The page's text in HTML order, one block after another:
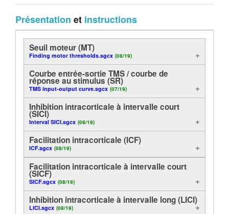
Produits
Tarifs
Téléchargements
Tutoriels
Assistance
Revendeurs
Présentation et instructions
Seuil moteur (MT)
Finding motor thresholds.sgcx (08/19)
Courbe entrée-sortie TMS / courbe de
réponse au stimulus (SR)
TMS input-output curve.sgcx (07/19)
Inhibition intracorticale à intervalle court
(SICI)
Interval SICI.sgcx (08/19)
Facilitation intracorticale (ICF)
ICF.sgcx (08/19)
Facilitation intracorticale à intervalle court
(SICF)
SICF.sgcx (08/19)
Inhibition intracorticale à intervalle long (LICI)
LICI.sgcx (08/19)